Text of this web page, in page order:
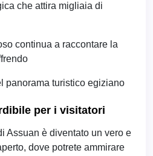
che attira migliaia di
continua a raccontare la
panorama turistico egiziano
per i visitatori
Assuan è diventato un vero e
dove potrete ammirare